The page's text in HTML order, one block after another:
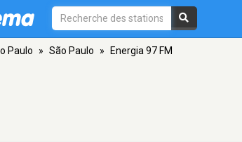
Paulo » São Paulo » Energia 97 FM